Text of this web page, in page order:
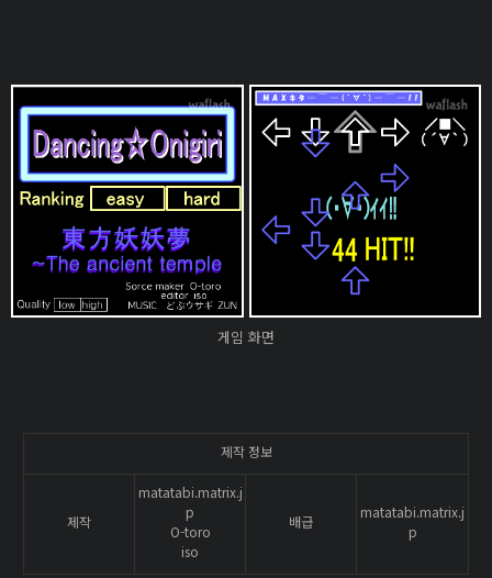
게임 화면
제작 정보
제작
matatabi.matrix.j
p
O-toro
iso
배급
matatabi.matrix.j
p